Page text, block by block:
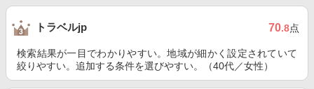
トラベルjp 70.8点
検索結果が一目でわかりやすい。地域が細かく設定されていて
絞りやすい。追加する条件を選びやすい。（40代／女性）